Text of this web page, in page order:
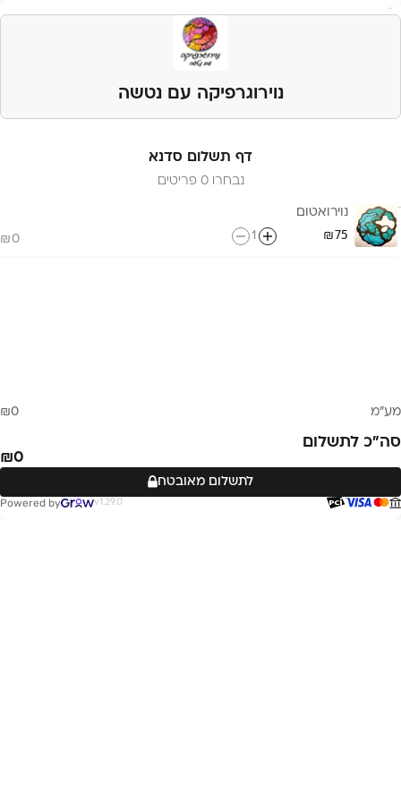
נוירוגרפיקה עם נטשה
דף תשלום סדנא
נבחרו 0 פריטים
נוירואטום
75
1
0
מע״מ 0
סה״כ לתשלום
0
לתשלום מאובטח
Powered by v1.29.0